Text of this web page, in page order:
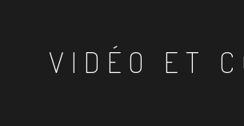
VIDÉO ET